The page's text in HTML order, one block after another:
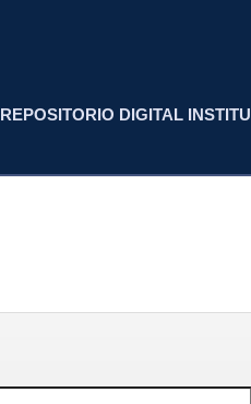
REPOSITORIO DIGITAL